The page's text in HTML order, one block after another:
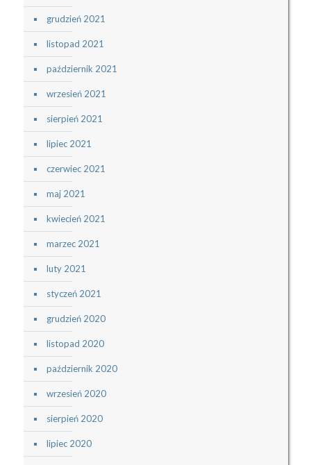
grudzień 2021
listopad 2021
październik 2021
wrzesień 2021
sierpień 2021
lipiec 2021
czerwiec 2021
maj 2021
kwiecień 2021
marzec 2021
luty 2021
styczeń 2021
grudzień 2020
listopad 2020
październik 2020
wrzesień 2020
sierpień 2020
lipiec 2020